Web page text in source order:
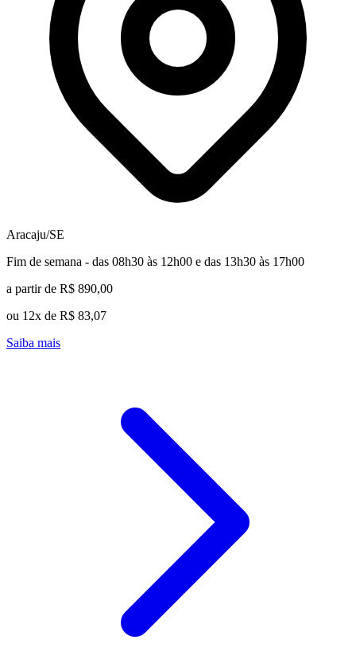
Aracaju/SE
Fim de semana - das 08h30 às 12h00 e das 13h30 às 17h00
a partir de R$ 890,00
ou 12x de R$ 83,07
Saiba mais